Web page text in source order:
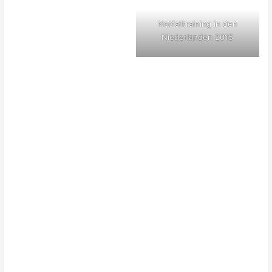
Notfalltraining in den
Niederlanden 2015